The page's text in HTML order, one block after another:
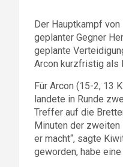
Der Hauptkampf
geplanter Gegner
geplante
Arcon kurzfristig als
Für Arcon (15-2, 13
landete in Runde
Treffer auf die
Minuten der zweiten
er macht“, sagte
geworden, habe